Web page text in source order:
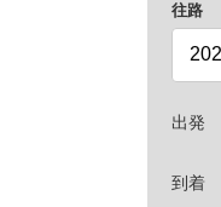
往路
出発
到着